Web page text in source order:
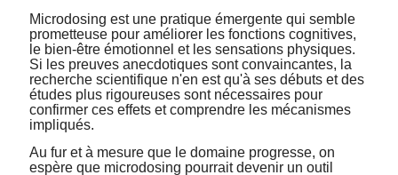
Microdosing est une pratique émergente qui semble
prometteuse pour améliorer les fonctions cognitives,
le bien-être émotionnel et les sensations physiques.
Si les preuves anecdotiques sont convaincantes, la
recherche scientifique n'en est qu'à ses débuts et des
études plus rigoureuses sont nécessaires pour
confirmer ces effets et comprendre les mécanismes
impliqués.
Au fur et à mesure que le domaine progresse, on
espère que microdosing pourrait devenir un outil